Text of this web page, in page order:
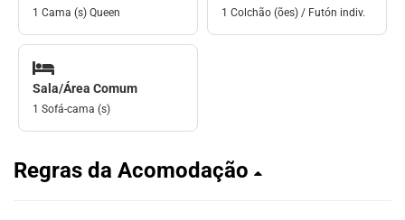
1 Cama (s) Queen 1 Colchão (ões) / Futón indiv.
Sala/Área Comum
1 Sofá-cama (s)
Regras da Acomodação